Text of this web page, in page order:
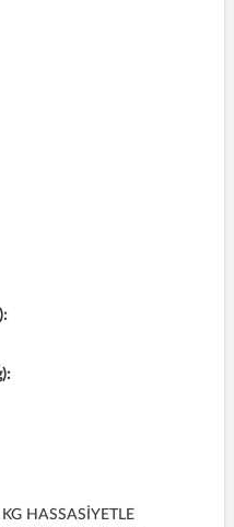
HASSASİYETLE